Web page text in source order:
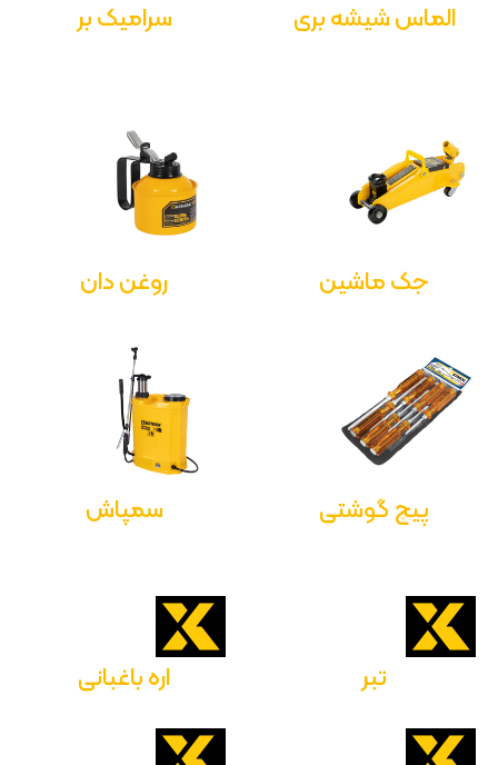
الماس شیشه بری سرامیک بر
جک ماشین روغن دان
پیچ گوشتی سمپاش
تبر اره باغبانی